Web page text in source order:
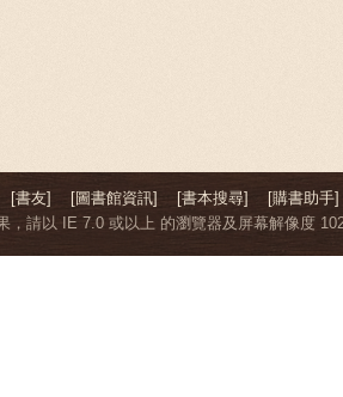
[書友] [圖書館資訊] [書本搜尋]
[購書助手]
，請以 IE 7.0 或以上 的瀏覽器及屏幕解像度